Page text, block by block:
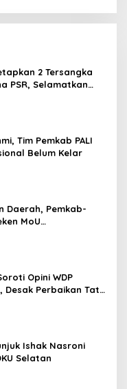
2 Tersangka
PSR, Selamatkan
Tim Pemkab PALI
Belum Kelar
Daerah, Pemkab-
MoU
Opini WDP
Desak Perbaikan Tata
Ishak Nasroni
Selatan